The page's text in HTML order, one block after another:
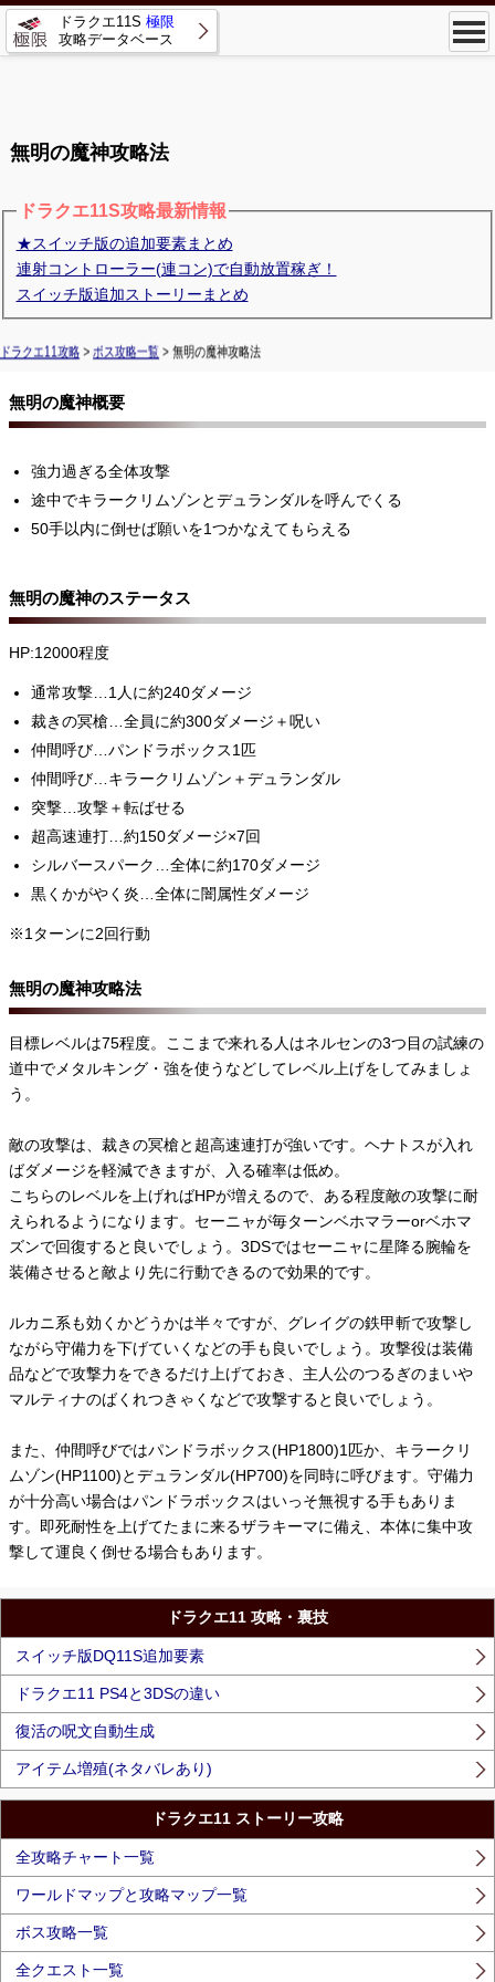
ドラクエ11S 極限
攻略データベース
無明の魔神攻略法
ドラクエ11S攻略最新情報
★スイッチ版の追加要素まとめ
連射コントローラー(連コン)で自動放置稼ぎ！
スイッチ版追加ストーリーまとめ
ドラクエ11攻略 > ボス攻略一覧 > 無明の魔神攻略法
無明の魔神概要
強力過ぎる全体攻撃
途中でキラークリムゾンとデュランダルを呼んでくる
50手以内に倒せば願いを1つかなえてもらえる
無明の魔神のステータス
HP:12000程度
通常攻撃…1人に約240ダメージ
裁きの冥槍…全員に約300ダメージ＋呪い
仲間呼び…パンドラボックス1匹
仲間呼び…キラークリムゾン＋デュランダル
突撃…攻撃＋転ばせる
超高速連打…約150ダメージ×7回
シルバースパーク…全体に約170ダメージ
黒くかがやく炎…全体に闇属性ダメージ
※1ターンに2回行動
無明の魔神攻略法
目標レベルは75程度。ここまで来れる人はネルセンの3つ目の試練の
道中でメタルキング・強を使うなどしてレベル上げをしてみましょ
う。
敵の攻撃は、裁きの冥槍と超高速連打が強いです。ヘナトスが入れ
ばダメージを軽減できますが、入る確率は低め。
こちらのレベルを上げればHPが増えるので、ある程度敵の攻撃に耐
えられるようになります。セーニャが毎ターンベホマラーorベホマ
ズンで回復すると良いでしょう。3DSではセーニャに星降る腕輪を
装備させると敵より先に行動できるので効果的です。
ルカニ系も効くかどうかは半々ですが、グレイグの鉄甲斬で攻撃し
ながら守備力を下げていくなどの手も良いでしょう。攻撃役は装備
品などで攻撃力をできるだけ上げておき、主人公のつるぎのまいや
マルティナのばくれつきゃくなどで攻撃すると良いでしょう。
また、仲間呼びではパンドラボックス(HP1800)1匹か、キラークリ
ムゾン(HP1100)とデュランダル(HP700)を同時に呼びます。守備力
が十分高い場合はパンドラボックスはいっそ無視する手もありま
す。即死耐性を上げてたまに来るザラキーマに備え、本体に集中攻
撃して運良く倒せる場合もあります。
ドラクエ11 攻略・裏技
スイッチ版DQ11S追加要素
ドラクエ11 PS4と3DSの違い
復活の呪文自動生成
アイテム増殖(ネタバレあり)
ドラクエ11 ストーリー攻略
全攻略チャート一覧
ワールドマップと攻略マップ一覧
ボス攻略一覧
全クエスト一覧